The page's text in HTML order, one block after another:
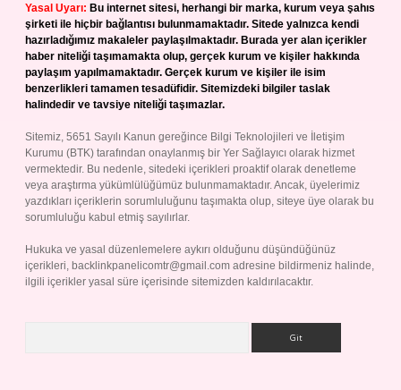
Yasal Uyarı: Bu internet sitesi, herhangi bir marka, kurum veya şahıs
şirketi ile hiçbir bağlantısı bulunmamaktadır. Sitede yalnızca kendi
hazırladığımız makaleler paylaşılmaktadır. Burada yer alan içerikler
haber niteliği taşımamakta olup, gerçek kurum ve kişiler hakkında
paylaşım yapılmamaktadır. Gerçek kurum ve kişiler ile isim
benzerlikleri tamamen tesadüfidir. Sitemizdeki bilgiler taslak
halindedir ve tavsiye niteliği taşımazlar.
Sitemiz, 5651 Sayılı Kanun gereğince Bilgi Teknolojileri ve İletişim
Kurumu (BTK) tarafından onaylanmış bir Yer Sağlayıcı olarak hizmet
vermektedir. Bu nedenle, sitedeki içerikleri proaktif olarak denetleme
veya araştırma yükümlülüğümüz bulunmamaktadır. Ancak, üyelerimiz
yazdıkları içeriklerin sorumluluğunu taşımakta olup, siteye üye olarak bu
sorumluluğu kabul etmiş sayılırlar.
Hukuka ve yasal düzenlemelere aykırı olduğunu düşündüğünüz
içerikleri, backlinkpanelicomtr@gmail.com adresine bildirmeniz halinde,
ilgili içerikler yasal süre içerisinde sitemizden kaldırılacaktır.